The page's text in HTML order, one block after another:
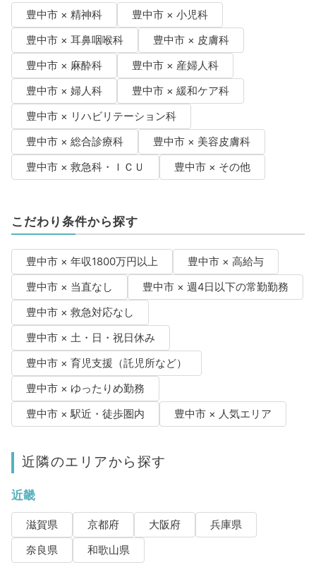
豊中市 × 精神科
豊中市 × 小児科
豊中市 × 耳鼻咽喉科
豊中市 × 皮膚科
豊中市 × 麻酔科
豊中市 × 産婦人科
豊中市 × 婦人科
豊中市 × 緩和ケア科
豊中市 × リハビリテーション科
豊中市 × 総合診療科
豊中市 × 美容皮膚科
豊中市 × 救急科・ＩＣＵ
豊中市 × その他
こだわり条件から探す
豊中市 × 年収1800万円以上
豊中市 × 高給与
豊中市 × 当直なし
豊中市 × 週4日以下の常勤勤務
豊中市 × 救急対応なし
豊中市 × 土・日・祝日休み
豊中市 × 育児支援（託児所など）
豊中市 × ゆったりめ勤務
豊中市 × 駅近・徒歩圏内
豊中市 × 人気エリア
近隣のエリアから探す
近畿
滋賀県 京都府 大阪府
兵庫県
奈良県
和歌山県